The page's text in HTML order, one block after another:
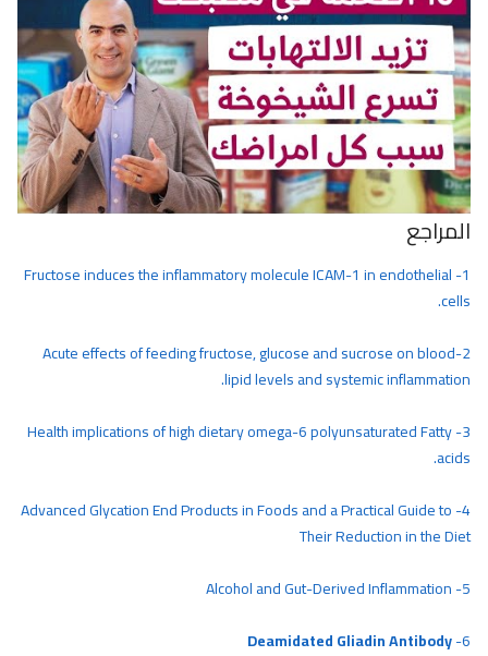
المراجع
1- Fructose induces the inflammatory molecule ICAM-1 in endothelial
cells.
2-Acute effects of feeding fructose, glucose and sucrose on blood
lipid levels and systemic inflammation.
3- Health implications of high dietary omega-6 polyunsaturated Fatty
acids.
4- Advanced Glycation End Products in Foods and a Practical Guide to
Their Reduction in the Diet
5- Alcohol and Gut-Derived Inflammation
6-
Deamidated Gliadin Antibody